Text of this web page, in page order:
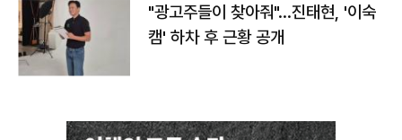
"광고주들이 찾아줘"…진태현, '이숙
캠' 하차 후 근황 공개